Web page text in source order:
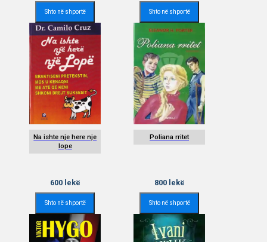
Shto në shportë Shto në shportë
Na ishte nje here nje
lope
600lekë
Shto në shportë
Poliana rritet
800lekë
Shto në shportë